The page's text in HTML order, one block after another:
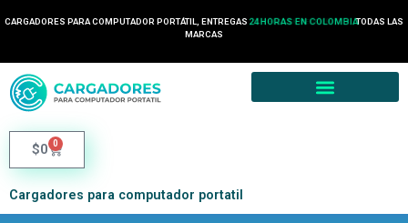
CARGADORES PARA COMPUTADOR PORTÁTIL, ENTREGAS 24 HORAS EN COLOMBIATODAS LAS
MARCAS
$0 0
Cargadores para computador portatil